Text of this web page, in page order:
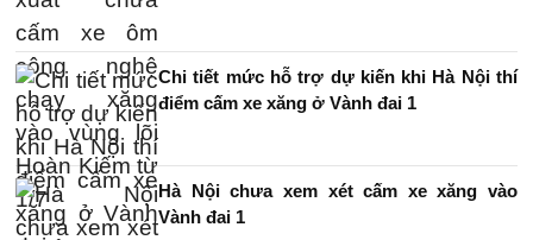
Chi tiết mức hỗ trợ dự kiến khi Hà Nội thí
điểm cấm xe xăng ở Vành đai 1
Hà Nội chưa xem xét cấm xe xăng vào
Vành đai 1